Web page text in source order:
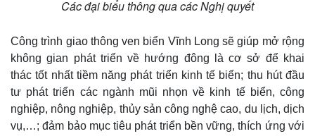
Thế giới
Quan sát
Cuộc sống đó đây
Multimedia
Video
Ảnh
Infographic
Các đại biểu thông qua các Nghị quyết
Công trình giao thông ven biển Vĩnh Long sẽ giúp mở rộng
không gian phát triển về hướng đông là cơ sở để khai
thác tốt nhất tiềm năng phát triển kinh tế biển; thu hút đầu
tư phát triển các ngành mũi nhọn về kinh tế biển, công
nghiệp, nông nghiệp, thủy sản công nghệ cao, du lịch, dịch
vụ,…; đảm bảo mục tiêu phát triển bền vững, thích ứng với